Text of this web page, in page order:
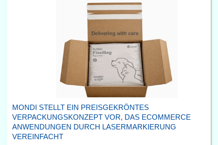
MONDI STELLT EIN PREISGEKRÖNTES
VERPACKUNGSKONZEPT VOR, DAS ECOMMERCE
ANWENDUNGEN DURCH LASERMARKIERUNG
VEREINFACHT